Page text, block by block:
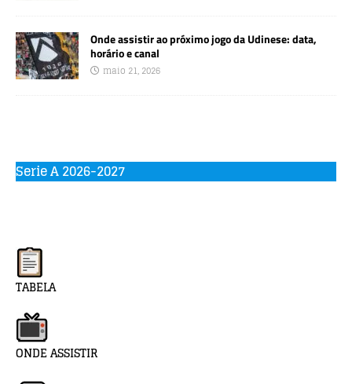
Onde assistir ao próximo jogo da Udinese: data,
horário e canal
maio 21, 2026
Serie A 2026-2027
TABELA
ONDE ASSISTIR